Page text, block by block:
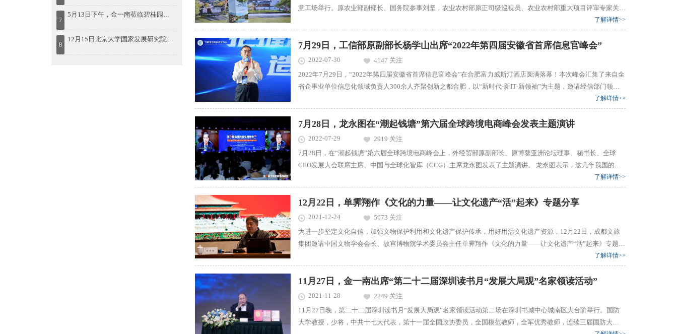
7
5月13日下午，金一南莅临碧桂园集团作《苦难辉煌：中国共产党百年逐梦之路》的专题授课
8
12月15日北京大学国家发展研究院院长姚洋出席2023中国年度最佳雇主颁奖盛典
意工场举行。原农业部副部长、国务院参事刘坚，农业农村部原正司级巡视员、农业农村部重大项目评审专家关锐
捷，市场监管总局发展研究中心副主任谢冬伟等来自有关部委、权威智库、品牌界、乡村振兴一线的领导与企业代
表齐聚一堂，聚焦乡村振兴发展，展开一场闪烁智慧的思想碰撞。 “中国乡村振兴指数”“中国乡村振兴年度品牌报
告&rdq...
了解详情>>
7月29日，工信部原副部长杨学山出席“2022年第四届安徽省首席信息官峰会”
2022-07-30
4147 关注
2022年7月29日，“2022年第四届安徽省首席信息官峰会”在合肥富力威斯汀酒店圆满落幕！本次峰会汇集了来自全
省企事业单位信息化领域负责人300余人齐聚创新之都合肥，以“新时代·新IT·新领袖”为主题，邀请经信部门领
导、业内顶尖的IT专家、优秀信息技术服务商，分享领域内最佳应用实践案例，学习相关领域标杆企业的先进的战
略思维和理念，推动企业数字化、网络化、智能化发展。 原国家工信部副部长杨学山、...
了解详情>>
7月28日，龙永图在“潮起钱塘”第六届全球跨境电商峰会发表主题演讲
2022-07-29
2919 关注
7月28日，在“潮起钱塘”第六届全球跨境电商峰会上，外经贸部原副部长、原博鳌亚洲论坛理事、秘书长、全球
CEO发展大会联席主席、中国与全球化智库（CCG）主席龙永图发表了主题演讲。 龙永图表示，这几年我国的跨
境电商发展很快，综合试验区在其中发挥了很大的积极作用，所以中央最近又批准了鄂尔多斯等27个跨境电商综
合试验区，使得全国的综合试验区数量达到了132个，覆盖了全国30个省市自治区，形成了沿海内陆内外联动、东
西互相促进的新的格局。 从一开始，...
了解详情>>
12月22日，单霁翔作《文化的力量——让文化遗产“活”起来》专题分享
2021-12-24
5673 关注
为进一步坚定文化自信，加强文物保护利用和文化遗产保护传承，用好用活文化遗产资源，12月22日，成都文旅
集团邀请中国文物学会会长、故宫博物院学术委员会主任单霁翔作《文化的力量——让文化遗产“活”起来》专题分
故宫修文物》《国家宝藏》《上新了·故宫》等文化类节目，深受观众喜爱。讲座现场，单霁翔以我国的世界文化
遗产的申...
了解详情>>
11月27日，金一南出席“第二十二届深圳读书月“发展大局观”名家领读活动”
2021-11-28
2249 关注
11月27日晚，第二十二届深圳读书月“发展大局观”名家领读活动第二场在深圳书城中心城南区大台阶举行。国防
大学教授，少将，中共十七大代表，第十一届全国政协委员，全国模范教师，全军优秀教师，连续三届国防大